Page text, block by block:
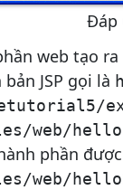
Đáp
web tạo
JSP gọi là
web/
phần
web/